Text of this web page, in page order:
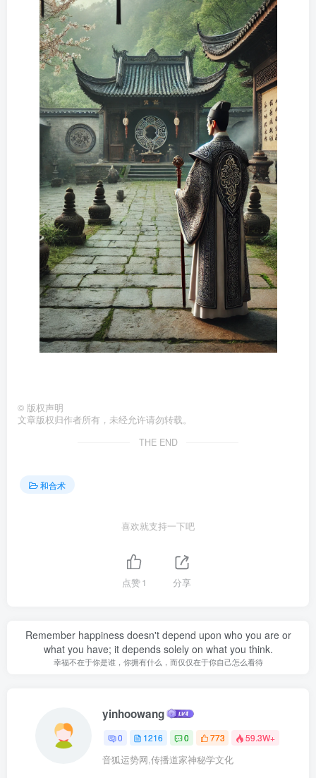
© 版权声明
文章版权归作者所有，未经允许请勿转载。
THE END
和合术
喜欢就支持一下吧
点赞1 分享
Remember happiness doesn't depend upon who you are or
what you have; it depends solely on what you think.
幸福不在于你是谁，你拥有什么，而仅仅在于你自己怎么看待
yinhoowang
0 1216 0 773 59.3W+
音狐运势网,传播道家神秘学文化